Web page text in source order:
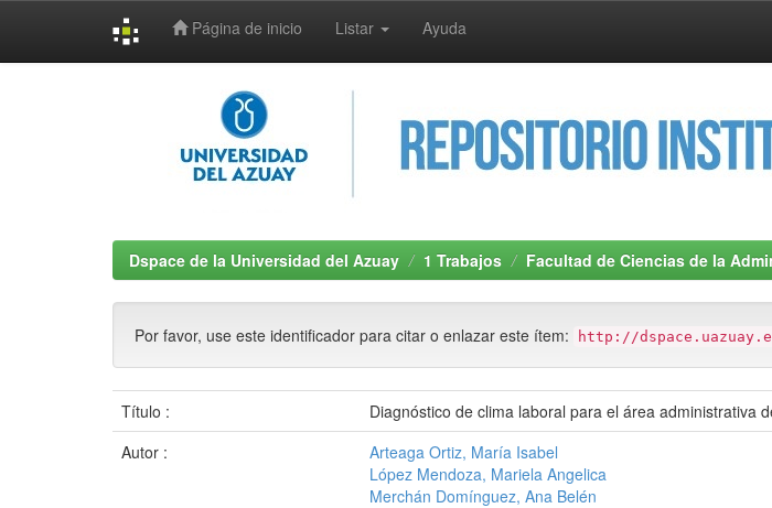
Página de inicio Listar Ayuda
Dspace de la Universidad del Azuay 1 Trabajos Facultad de Ciencias de la
Por favor, use este identificador para citar o enlazar este ítem: http://
Título :
Diagnóstico de clima laboral para el área administrativa
Autor :
Arteaga Ortiz, María Isabel
López Mendoza, Mariela Angelica
Merchán Domínguez, Ana Belén